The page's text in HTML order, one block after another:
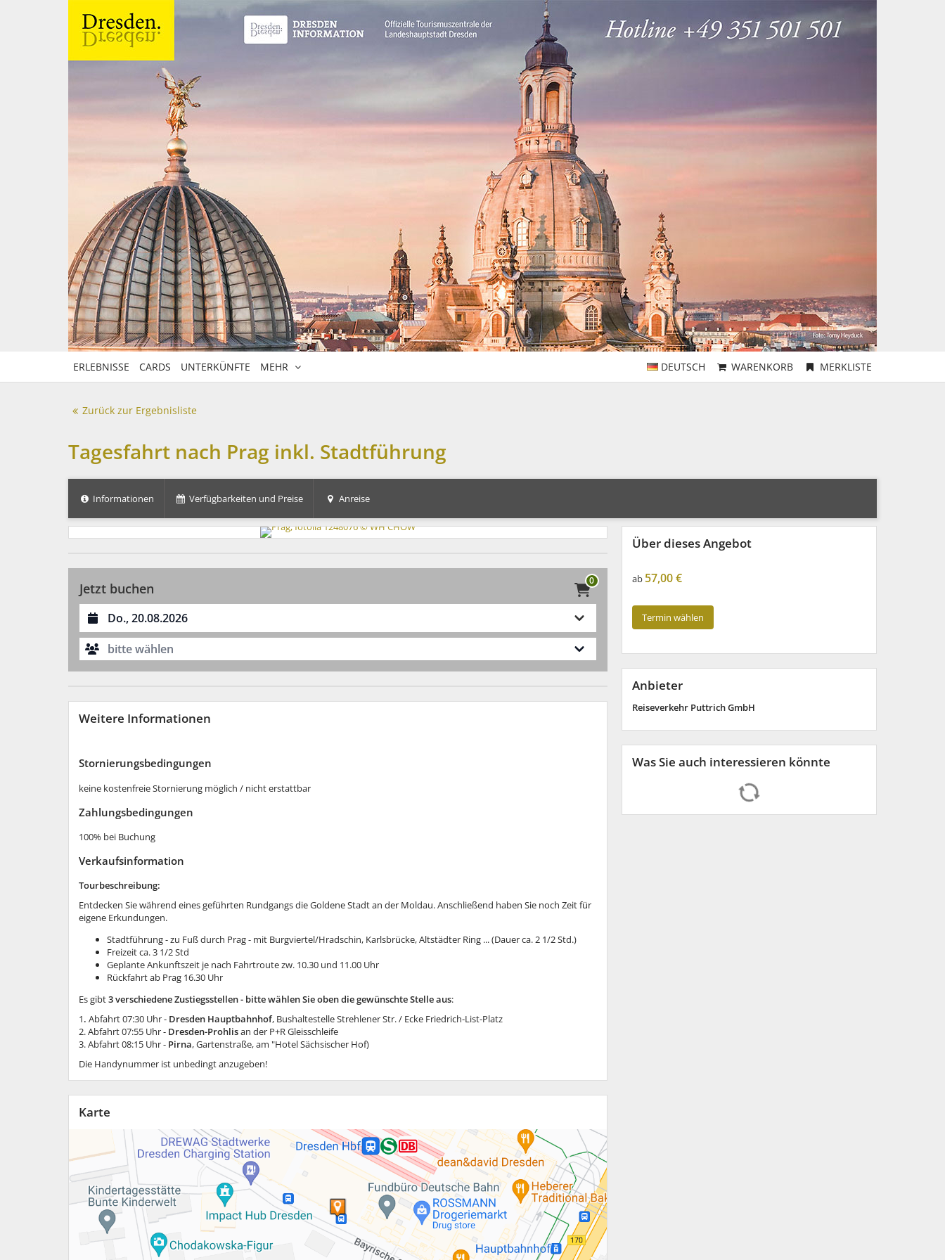
DEUTSCH WARENKORB MERKLISTE
ERLEBNISSE CARDS UNTERKÜNFTE MEHR
Zurück zur Ergebnisliste
Tagesfahrt nach Prag inkl. Stadtführung
Informationen Verfügbarkeiten und Preise Anreise
Jetzt buchen 0
Datum auswählen
bitte wählen
Weitere Informationen
Stornierungs­bedingungen
keine kostenfreie Stornierung möglich / nicht erstattbar
Zahlungs­bedingungen
100% bei Buchung
Verkaufsinformation
Tourbeschreibung:
Entdecken Sie während eines geführten Rundgangs die Goldene Stadt an der Moldau. Anschließend haben Sie noch Zeit für
eigene Erkundungen.
Stadtführung - zu Fuß durch Prag - mit Burgviertel/Hradschin, Karlsbrücke, Altstädter Ring ... (Dauer ca. 2 1/2 Std.)
Freizeit ca. 3 1/2 Std
Geplante Ankunftszeit je nach Fahrtroute zw. 10.30 und 11.00 Uhr
Rückfahrt ab Prag 16.30 Uhr
Es gibt3 verschiedene Zustiegsstellen - bitte wählen Sie oben die gewünschte Stelle aus:
1. Abfahrt 07:30 Uhr - Dresden Hauptbahnhof, Bushaltestelle Strehlener Str. / Ecke Friedrich-List-Platz
2. Abfahrt 07:55 Uhr - Dresden-Prohlisan der P+R Gleisschleife
3. Abfahrt 08:15 Uhr - Pirna, Gartenstraße, am "Hotel Sächsischer Hof)
Die Handynummer ist unbedingt anzugeben!
Karte
Über dieses Angebot
ab 57,00 €
Termin wählen
Anbieter
Reiseverkehr Puttrich GmbH
Was Sie auch interessieren könnte